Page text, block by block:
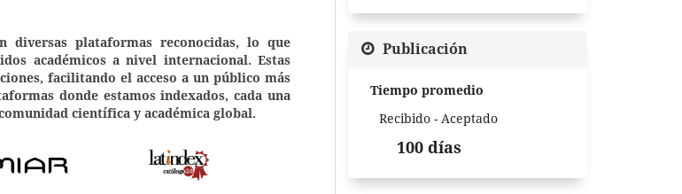
diversas plataformas reconocidas, lo que
académicos a nivel internacional. Estas
facilitando el acceso a un público más
donde estamos indexados, cada una
científica y académica global.
Publicación
Tiempo promedio
Recibido - Aceptado
100 días